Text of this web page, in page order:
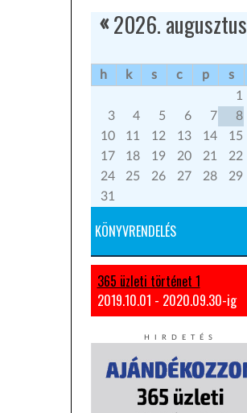
2026. augusztus
«
h k s c p s
1
3
4 5 6 7 8
10
11 12 13 14 15
17
18 19 20 21 22
24
25 26 27 28 29
31
KÖNYVRENDELÉS
365 üzleti történet 1
2019.10.01 - 2020.09.30-ig